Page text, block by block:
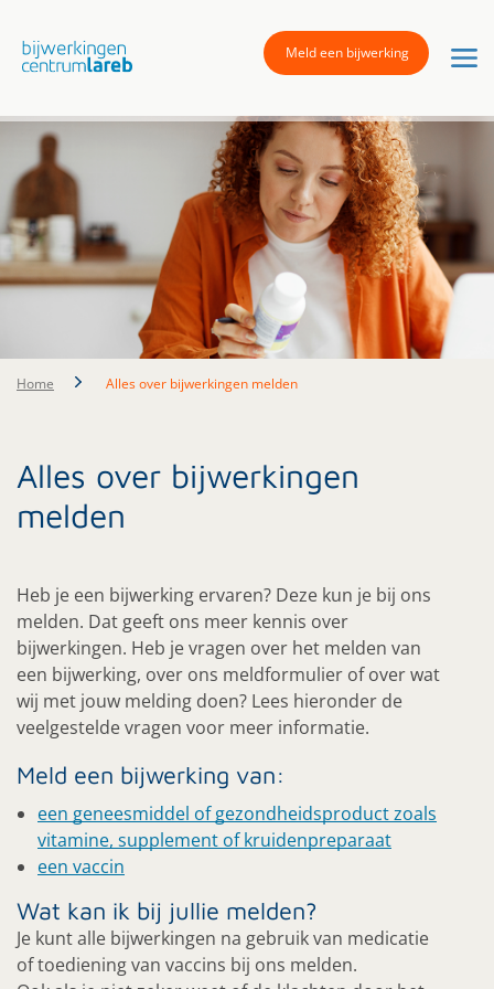
Meld een bijwerking
Home Alles over bijwerkingen melden
Alles over bijwerkingen
melden
Heb je een bijwerking ervaren? Deze kun je bij ons
melden. Dat geeft ons meer kennis over
bijwerkingen. Heb je vragen over het melden van
een bijwerking, over ons meldformulier of over wat
wij met jouw melding doen? Lees hieronder de
veelgestelde vragen voor meer informatie.
Meld een bijwerking van:
een geneesmiddel of gezondheidsproduct zoals
vitamine, supplement of kruidenpreparaat
een vaccin
Wat kan ik bij jullie melden?
Je kunt alle bijwerkingen na gebruik van medicatie
of toediening van vaccins bij ons melden.